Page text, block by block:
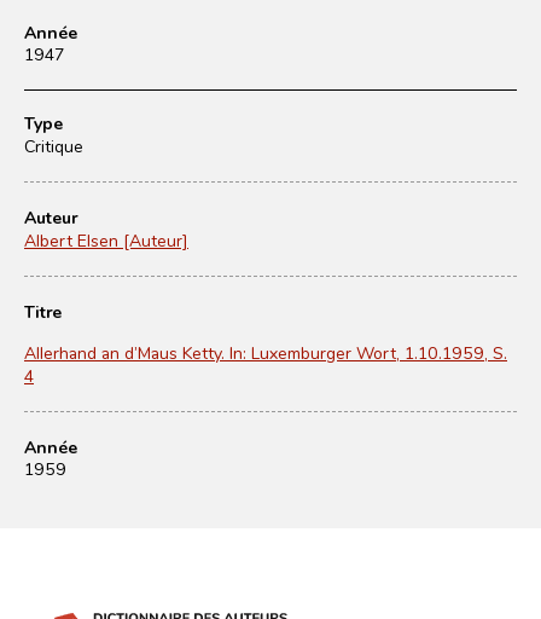
Année
1947
Type
Critique
Auteur
Albert Elsen [Auteur]
Titre
Allerhand an d’Maus Ketty. In: Luxemburger Wort, 1.10.1959, S.
4
Année
1959